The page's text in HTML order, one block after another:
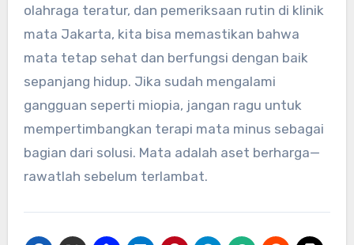
olahraga teratur, dan pemeriksaan rutin di klinik
mata Jakarta, kita bisa memastikan bahwa
mata tetap sehat dan berfungsi dengan baik
sepanjang hidup. Jika sudah mengalami
gangguan seperti miopia, jangan ragu untuk
mempertimbangkan terapi mata minus sebagai
bagian dari solusi. Mata adalah aset berharga—
rawatlah sebelum terlambat.